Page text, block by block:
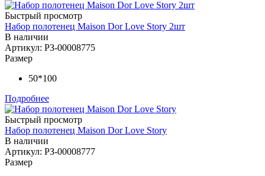
Быстрый просмотр
Набор полотенец Maison Dor Love Story 2шт
В наличии
Артикул: РЗ-00008775
Размер
50*100
Подробнее
Быстрый просмотр
Набор полотенец Maison Dor Love Story
В наличии
Артикул: РЗ-00008777
Размер